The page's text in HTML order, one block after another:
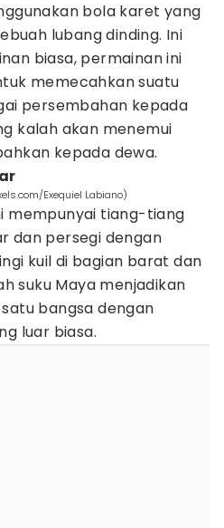
bola karet yang
lubang dinding. Ini
biasa, permainan ini
memecahkan suatu
persembahan kepada
kalah akan menemui
kepada dewa.
Exequiel Labiano)
mempunyai tiang-tiang
dan persegi dengan
kuil di bagian barat dan
suku Maya menjadikan
bangsa dengan
luar biasa.